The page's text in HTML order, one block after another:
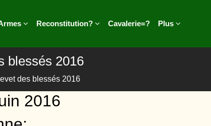
Reconstitution? Cavalerie=? Plus
blessés 2016
des blessés 2016
2016